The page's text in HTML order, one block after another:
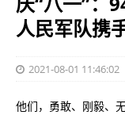
人民军队携
2021-08-01 11:46:02
他们，勇敢、刚毅、